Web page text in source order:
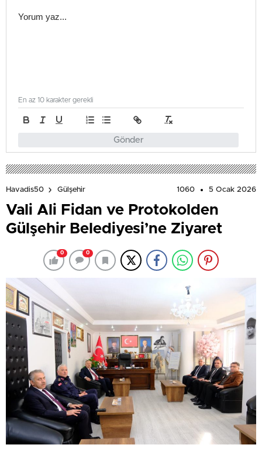
Gönder
En az 10 karakter gerekli
Havadis50 Gülşehir 1060 5 Ocak 2026
Vali Ali Fidan ve Protokolden
Gülşehir Belediyesi’ne Ziyaret
0 0